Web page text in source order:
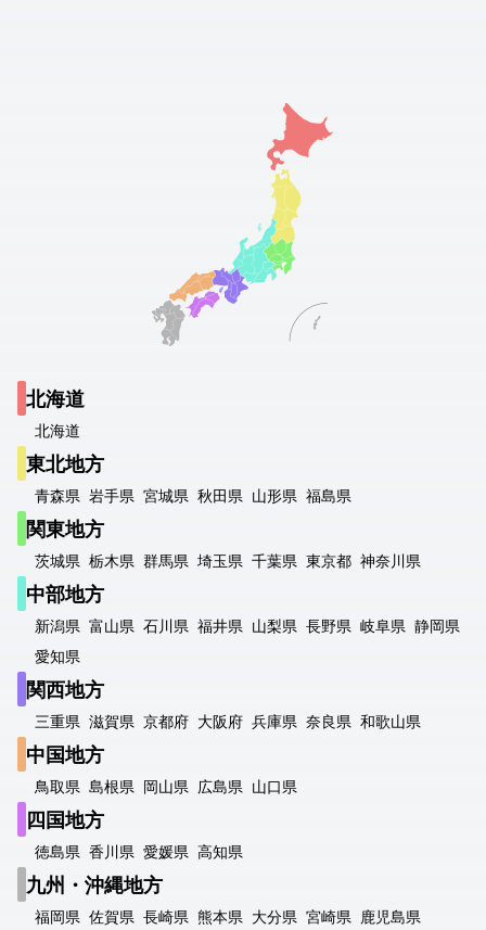
北海道
北海道
東北地方
青森県 岩手県 宮城県 秋田県 山形県 福島県
関東地方
茨城県 栃木県 群馬県 埼玉県 千葉県 東京都 神奈川県
中部地方
新潟県 富山県 石川県 福井県 山梨県 長野県 岐阜県 静岡県
愛知県
関西地方
三重県 滋賀県 京都府 大阪府 兵庫県 奈良県 和歌山県
中国地方
鳥取県 島根県 岡山県 広島県 山口県
四国地方
徳島県 香川県 愛媛県 高知県
九州・沖縄地方
福岡県 佐賀県 長崎県 熊本県 大分県 宮崎県 鹿児島県